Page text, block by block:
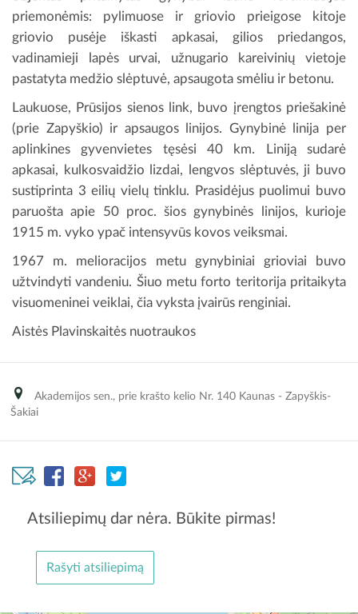
priemonėmis: pylimuose ir griovio prieigose kitoje
griovio pusėje iškasti apkasai, gilios priedangos,
vadinamieji lapės urvai, užnugario kareivinių vietoje
pastatyta medžio slėptuvė, apsaugota smėliu ir betonu.
Laukuose, Prūsijos sienos link, buvo įrengtos priešakinė
(prie Zapyškio) ir apsaugos linijos. Gynybinė linija per
aplinkines gyvenvietes tęsėsi 40 km. Liniją sudarė
apkasai, kulkosvaidžio lizdai, lengvos slėptuvės, ji buvo
sustiprinta 3 eilių vielų tinklu. Prasidėjus puolimui buvo
paruošta apie 50 proc. šios gynybinės linijos, kurioje
1915 m. vyko ypač intensyvūs kovos veiksmai.
1967 m. melioracijos metu gynybiniai grioviai buvo
užtvindyti vandeniu. Šiuo metu forto teritorija pritaikyta
visuomeninei veiklai, čia vyksta įvairūs renginiai.
Aistės Plavinskaitės nuotraukos
Akademijos sen., prie krašto kelio Nr. 140 Kaunas - Zapyškis-
Šakiai
Atsiliepimų dar nėra. Būkite pirmas!
Rašyti atsiliepimą